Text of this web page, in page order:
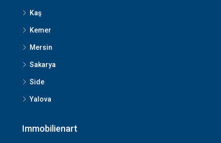
Kaş
Kemer
Mersin
Sakarya
Side
Yalova
Immobilienart